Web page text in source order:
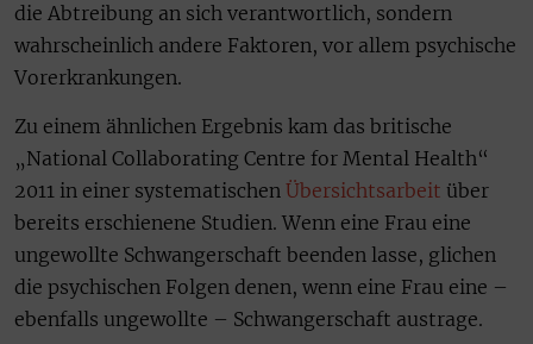
die Abtreibung an sich verantwortlich, sondern
wahrscheinlich andere Faktoren, vor allem psychische
Vorerkrankungen.
Zu einem ähnlichen Ergebnis kam das britische
„National Collaborating Centre for Mental Health“
2011 in einer systematischen Übersichtsarbeit über
bereits erschienene Studien. Wenn eine Frau eine
ungewollte Schwangerschaft beenden lasse, glichen
die psychischen Folgen denen, wenn eine Frau eine –
ebenfalls ungewollte – Schwangerschaft austrage.